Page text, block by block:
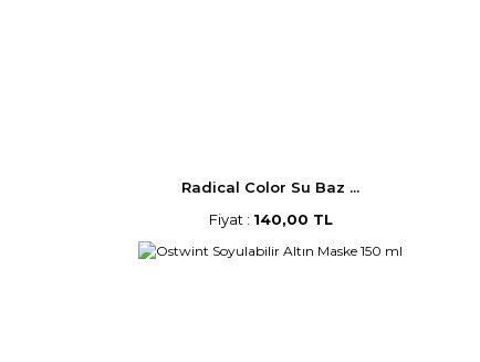
Radical Color Su Baz ...
Fiyat : 140,00 TL